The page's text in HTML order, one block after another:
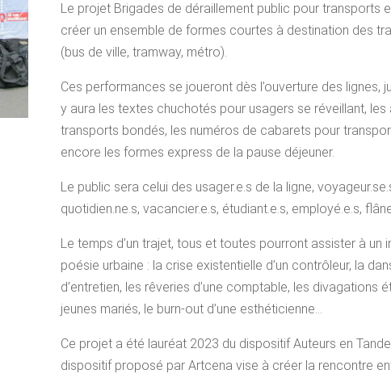
Le projet Brigades de déraillement public pour transports
créer un ensemble de formes courtes à destination des
(bus de ville, tramway, métro).
Ces performances se joueront dès l’ouverture des lignes,
y aura les textes chuchotés pour usagers se réveillant,
transports bondés, les numéros de cabarets pour
encore les formes express de la pause déjeuner.
Le public sera celui des usager.e.s de la ligne,
quotidien.ne.s, vacancier.e.s, étudiant.e.s, employé.e.s,
Le temps d’un trajet, tous et toutes pourront assister à un
poésie urbaine : la crise existentielle d’un contrôleur, la
d’entretien, les rêveries d’une comptable, les divagations
jeunes mariés, le burn-out d’une esthéticienne…
Ce projet a été lauréat 2023 du dispositif Auteurs en
dispositif proposé par Artcena vise à créer la rencontre